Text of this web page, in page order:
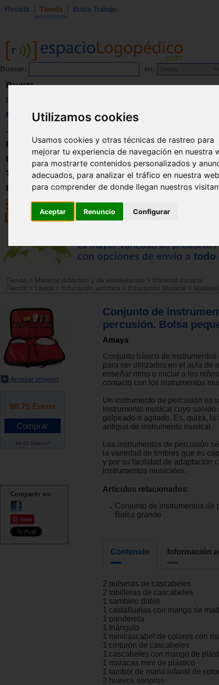
Utilizamos cookies
Usamos cookies y otras técnicas de rastreo para
mejorar tu experiencia de navegación en nuestra
para mostrarte contenidos personalizados y
adecuados, para analizar el tráfico en nuestra
para comprender de donde llegan nuestros
Aceptar Renuncio Configurar
Revista Tienda Bolsa Trabajo
Buscar: en:
Revista
Libros
Material
Juguetes
Formación
Directorio
Trabajo
Registro
Tienda > Material didáctico y de estimulación > Material musical
Tienda
> Libros > Educación artística > Educación Musical >
Ampliar imagen
88.75 Euros
84.62 Dólares*
Compartir en:
Save
Conjunto de
percusión. Bolsa
Amaya
Conjunto básico de
para ser utilizados en el aula de
enseñar ritmo o iniciar a los
contacto con los instrumentos
Un instrumento de percusión es
instrumento musical cuyo sonido
golpeado o agitado. Es, quizá, la
antigua de instrumento musical.
Los instrumentos de percusión
la variedad de timbres que es
y por su facilidad de adaptación
instrumentos musicales.
Artículos relacionados:
Conjunto de instrumentos de
Bolsa grande
Contenido Información
2 pulseras de cascabeles
2 tobilleras de cascabeles
1 sambino doble
1 castañuelas con mango de
1 pandereta
1 triángulo
1 minicascabel de colores con
1 cinturón de cascabeles
1 cascabeles con mango de
1 maracas mini de plástico
1 tambor de mano infantil de
2 huevos sonoros